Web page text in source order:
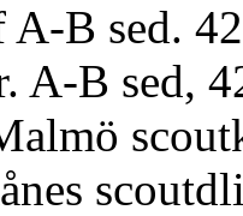
B sed.
A-B sed,